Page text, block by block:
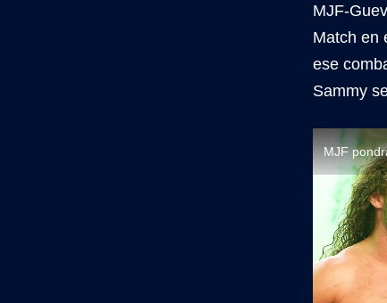
MJF-
Match en
ese
Sammy
MJF